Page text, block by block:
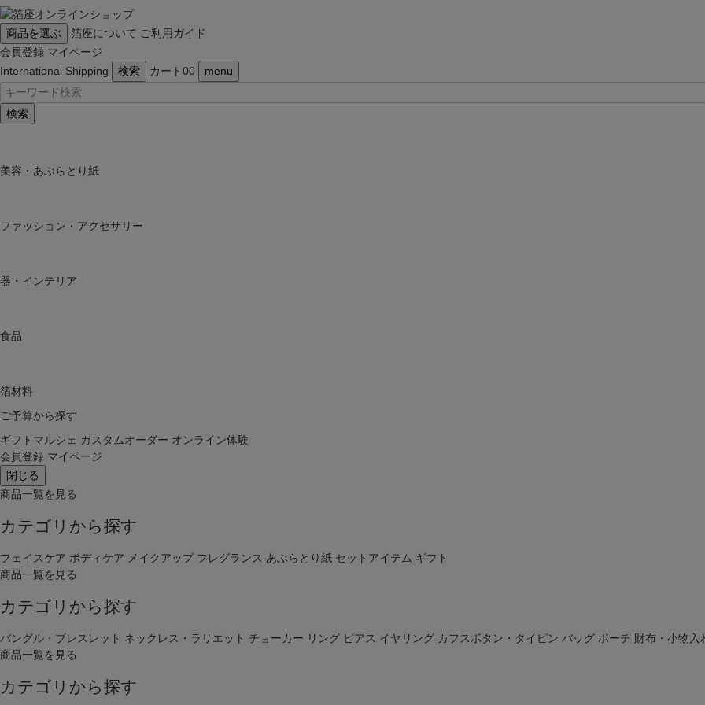
商品を選ぶ 箔座について ご利用ガイド
会員登録 マイページ
International Shipping
検索 カート00 menu
検索
美容・あぶらとり紙
ファッション・アクセサリー
器・インテリア
食品
箔材料
ご予算から探す
ギフトマルシェ カスタムオーダー オンライン体験
会員登録 マイページ
閉じる
商品一覧を見る
カテゴリから探す
フェイスケア ボディケア メイクアップ フレグランス あぶらとり紙 セットアイテム ギフト
商品一覧を見る
カテゴリから探す
バングル・ブレスレット ネックレス・ラリエット チョーカー リング ピアス イヤリング カフスボタン・タイピン バッグ ポーチ 財布・小物入
商品一覧を見る
カテゴリから探す